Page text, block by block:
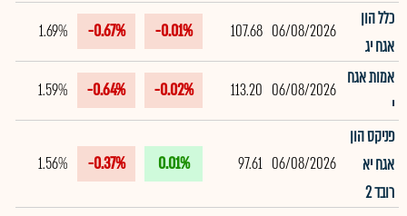
כלל הון
אגח יג
06/08/2026
107.68
-0.01%
-0.67%
1.69%
אמות אגח
י
06/08/2026
113.20
-0.02%
-0.64%
1.59%
פניקס הון
אגח יא
רובד 2
06/08/2026
97.61
0.01%
-0.37%
1.56%